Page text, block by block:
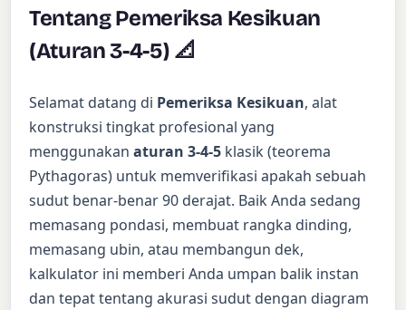
Tentang Pemeriksa Kesikuan
(Aturan 3-4-5) 📐
Selamat datang di Pemeriksa Kesikuan, alat
konstruksi tingkat profesional yang
menggunakanaturan 3-4-5 klasik (teorema
Pythagoras) untuk memverifikasi apakah sebuah
sudut benar-benar 90 derajat. Baik Anda sedang
memasang pondasi, membuat rangka dinding,
memasang ubin, atau membangun dek,
kalkulator ini memberi Anda umpan balik instan
dan tepat tentang akurasi sudut dengan diagram